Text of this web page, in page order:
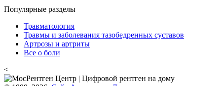
Популярные разделы
Травматология
Травмы и заболевания тазобедренных суставов
Артрозы и артриты
Все о боли
<